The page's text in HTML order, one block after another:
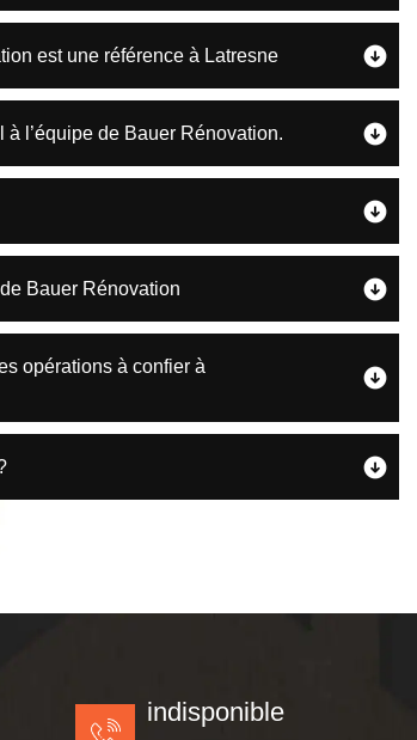
est une référence à Latresne
l’équipe de Bauer Rénovation.
Bauer Rénovation
opérations à confier à
indisponible